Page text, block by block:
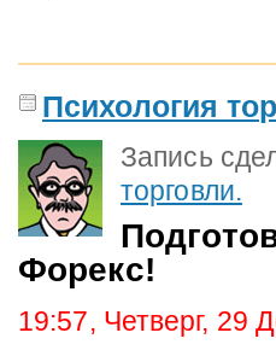
Психология
Запись
торговли.
Форекс!
19:57, Четверг, 29